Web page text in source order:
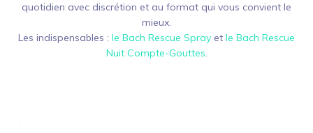
quotidien avec discrétion et au format qui vous convient le
mieux.
Les indispensables : le Bach Rescue Spray et le Bach Rescue
Nuit Compte-Gouttes.